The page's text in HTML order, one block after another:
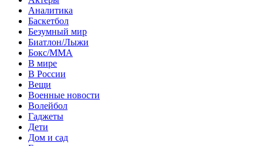
Аналитика
Баскетбол
Безумный мир
Биатлон/Лыжи
Бокс/MMA
В мире
В России
Вещи
Военные новости
Волейбол
Гаджеты
Дети
Дом и сад